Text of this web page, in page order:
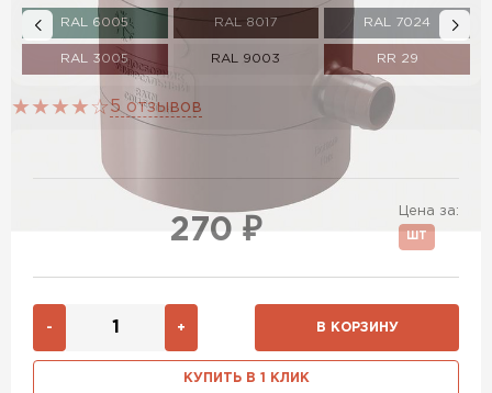
RAL 6005 RAL 8017 RAL 7024
RAL 3005 RAL 9003 RR 29
5 отзывов
Цена за:
ШТ
270 ₽
- + В КОРЗИНУ
КУПИТЬ В 1 КЛИК